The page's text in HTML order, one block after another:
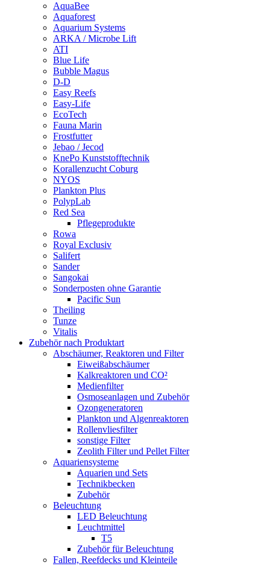
AquaBee
Aquaforest
Aquarium Systems
ARKA / Microbe Lift
ATI
Blue Life
Bubble Magus
D-D
Easy Reefs
Easy-Life
EcoTech
Fauna Marin
Frostfutter
Jebao / Jecod
KnePo Kunststofftechnik
Korallenzucht Coburg
NYOS
Plankton Plus
PolypLab
Red Sea
Pflegeprodukte
Rowa
Royal Exclusiv
Salifert
Sander
Sangokai
Sonderposten ohne Garantie
Pacific Sun
Theiling
Tunze
Vitalis
Zubehör nach Produktart
Abschäumer, Reaktoren und Filter
Eiweißabschäumer
Kalkreaktoren und CO²
Medienfilter
Osmoseanlagen und Zubehör
Ozongeneratoren
Plankton und Algenreaktoren
Rollenvliesfilter
sonstige Filter
Zeolith Filter und Pellet Filter
Aquariensysteme
Aquarien und Sets
Technikbecken
Zubehör
Beleuchtung
LED Beleuchtung
Leuchtmittel
T5
Zubehör für Beleuchtung
Fallen, Reefdecks und Kleinteile